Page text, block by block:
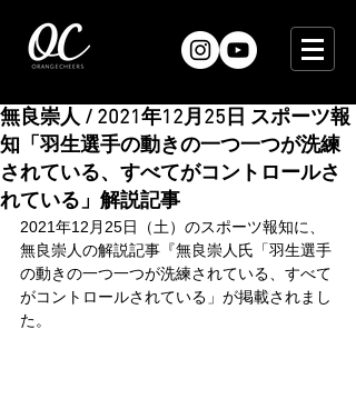
無良崇人 / 2021年12月25日 スポーツ報
知「羽生選手の動きの一つ一つが洗練
されている、すべてがコントロールさ
れている」解説記事
2021年12月25日（土）のスポーツ報知に、
無良崇人の解説記事『無良崇人氏「羽生選手
の動きの一つ一つが洗練されている、すべて
がコントロールされている」が掲載されまし
た。